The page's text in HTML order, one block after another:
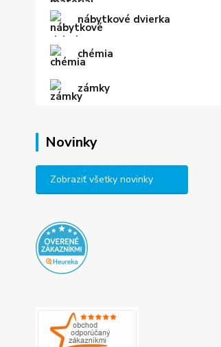
nábytkové dvierka
chémia
zámky
Novinky
Zobraziť všetky novinky